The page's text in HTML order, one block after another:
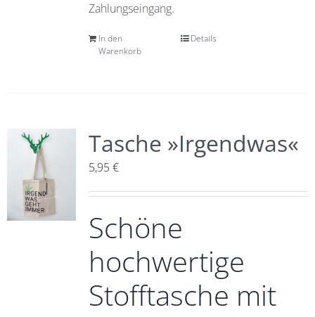
Zahlungseingang.
In den
Warenkorb
Details
Tasche »Irgendwas«
5,95€
Schöne
hochwertige
Stofftasche mit